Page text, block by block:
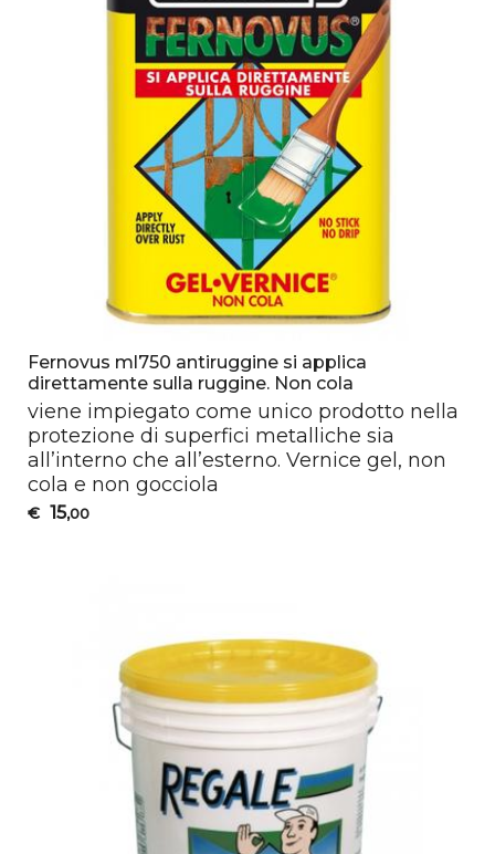
Fernovus ml750 antiruggine si applica
direttamente sulla ruggine. Non cola
viene impiegato come unico prodotto nella
protezione di superfici metalliche sia
all’interno che all’esterno. Vernice gel, non
cola e non gocciola
€ 15,00